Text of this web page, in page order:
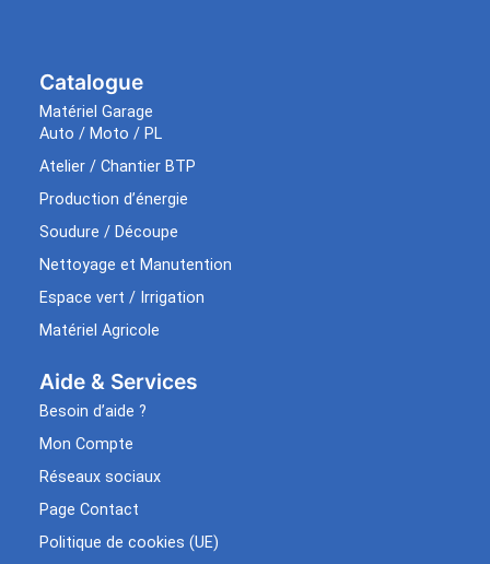
Catalogue
Matériel Garage
Auto / Moto / PL
Atelier / Chantier BTP
Production d’énergie
Soudure / Découpe
Nettoyage et Manutention
Espace vert / Irrigation
Matériel Agricole
Aide & Services​
Besoin d’aide ?
Mon Compte
Réseaux sociaux
Page Contact
Politique de cookies (UE)